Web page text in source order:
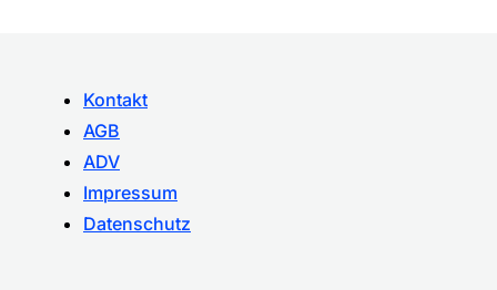
Kontakt
AGB
ADV
Impressum
Datenschutz